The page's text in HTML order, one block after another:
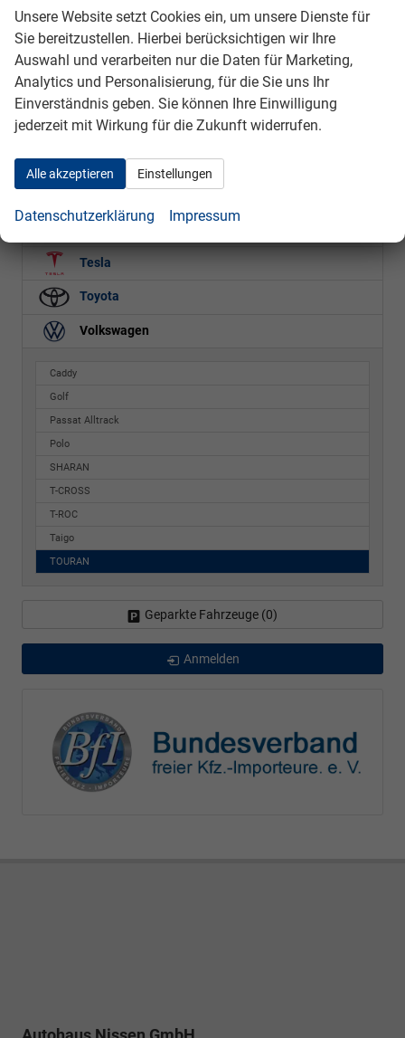
Nissan
Opel
Peugeot
Porsche
Renault
Seat
Tesla
Toyota
Volkswagen
Caddy
Golf
Passat Alltrack
Polo
SHARAN
T-CROSS
T-ROC
Taigo
TOURAN
Geparkte Fahrzeuge (0)
Anmelden
Unsere Website setzt Cookies ein, um unsere Dienste für
Sie bereitzustellen. Hierbei berücksichtigen wir Ihre
Auswahl und verarbeiten nur die Daten für Marketing,
Analytics und Personalisierung, für die Sie uns Ihr
Einverständnis geben. Sie können Ihre Einwilligung
jederzeit mit Wirkung für die Zukunft widerrufen.
Alle akzeptieren Einstellungen
Datenschutzerklärung Impressum